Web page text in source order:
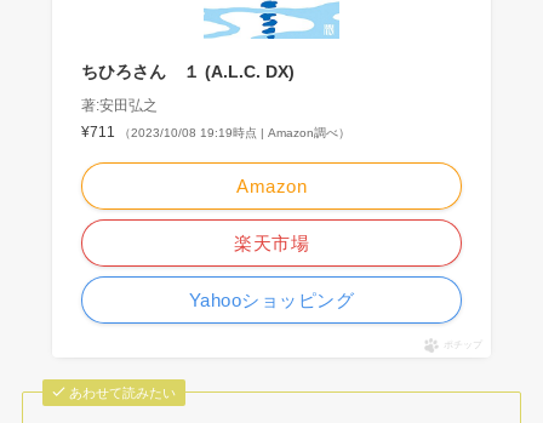
ちひろさん １ (A.L.C. DX)
著:安田弘之
¥711
（2023/10/08 19:19時点 | Amazon調べ）
Amazon
楽天市場
Yahooショッピング
ポチップ
あわせて読みたい